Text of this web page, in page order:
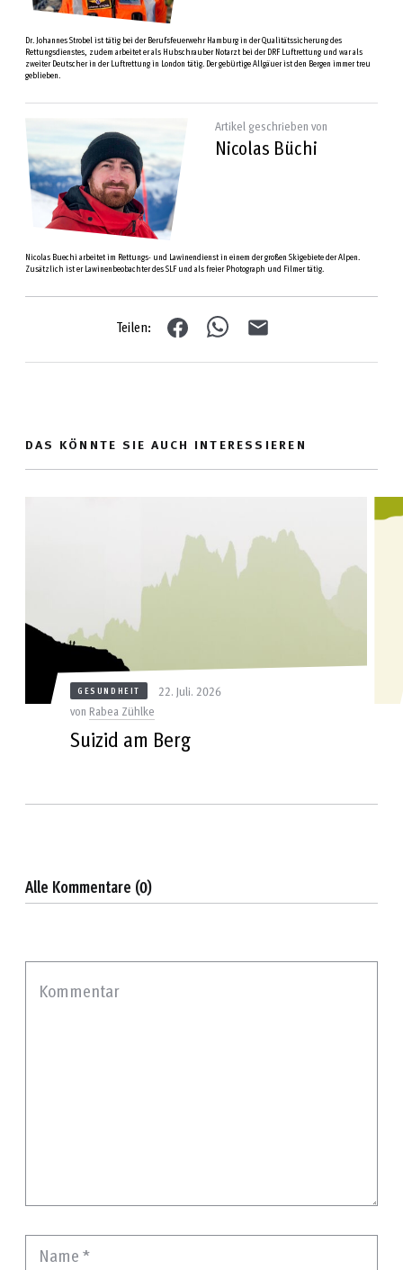
Dr. Johannes Strobel ist tätig bei der Berufsfeuerwehr Hamburg in der Qualitätssicherung des
Rettungsdienstes, zudem arbeitet er als Hubschrauber Notarzt bei der DRF Luftrettung und war als
zweiter Deutscher in der Luftrettung in London tätig. Der gebürtige Allgäuer ist den Bergen immer treu
geblieben.
Artikel geschrieben von
Nicolas Büchi
Nicolas Buechi arbeitet im Rettungs- und Lawinendienst in einem der großen Skigebiete der Alpen.
Zusätzlich ist er Lawinenbeobachter des SLF und als freier Photograph und Filmer tätig.
Teilen:
DAS KÖNNTE SIE AUCH INTERESSIEREN
GESUNDHEIT
22. Juli. 2026
von Rabea Zühlke
Suizid am Berg
Alle Kommentare (0)
Kommentar
Name*